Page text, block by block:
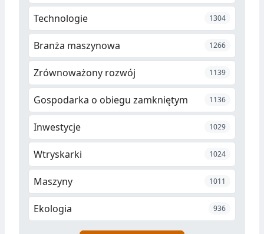
Technologie 1304
Branża maszynowa 1266
Zrównoważony rozwój 1139
Gospodarka o obiegu zamkniętym 1136
Inwestycje 1029
Wtryskarki 1024
Maszyny 1011
Ekologia 936